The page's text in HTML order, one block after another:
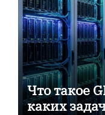
Что такое
каких